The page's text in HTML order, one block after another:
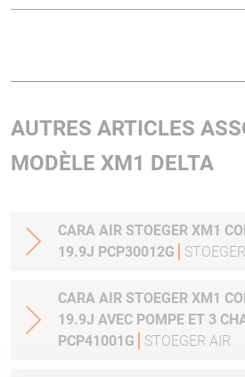
AUTRES ARTICLES
MODÈLE XM1 DELTA
CARA AIR STOEGER XM1
19.9J PCP30012G
CARA AIR STOEGER XM1
19.9J AVEC POMPE ET 3
PCP41001G
STOEGER AIR